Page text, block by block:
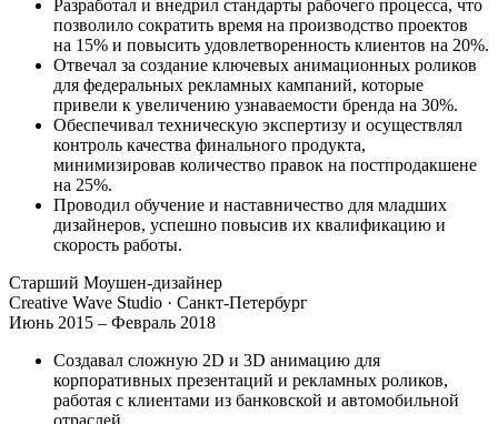
Разработал и внедрил стандарты рабочего процесса, что
позволило сократить время на производство проектов
на 15% и повысить удовлетворенность клиентов на 20%.
Отвечал за создание ключевых анимационных роликов
для федеральных рекламных кампаний, которые
привели к увеличению узнаваемости бренда на 30%.
Обеспечивал техническую экспертизу и осуществлял
контроль качества финального продукта,
минимизировав количество правок на постпродакшене
на 25%.
Проводил обучение и наставничество для младших
дизайнеров, успешно повысив их квалификацию и
скорость работы.
Старший Моушен-дизайнер
Creative Wave Studio · Санкт-Петербург
Июнь 2015 – Февраль 2018
Создавал сложную 2D и 3D анимацию для
корпоративных презентаций и рекламных роликов,
работая с клиентами из банковской и автомобильной